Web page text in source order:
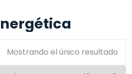
Mostrando el único resultado